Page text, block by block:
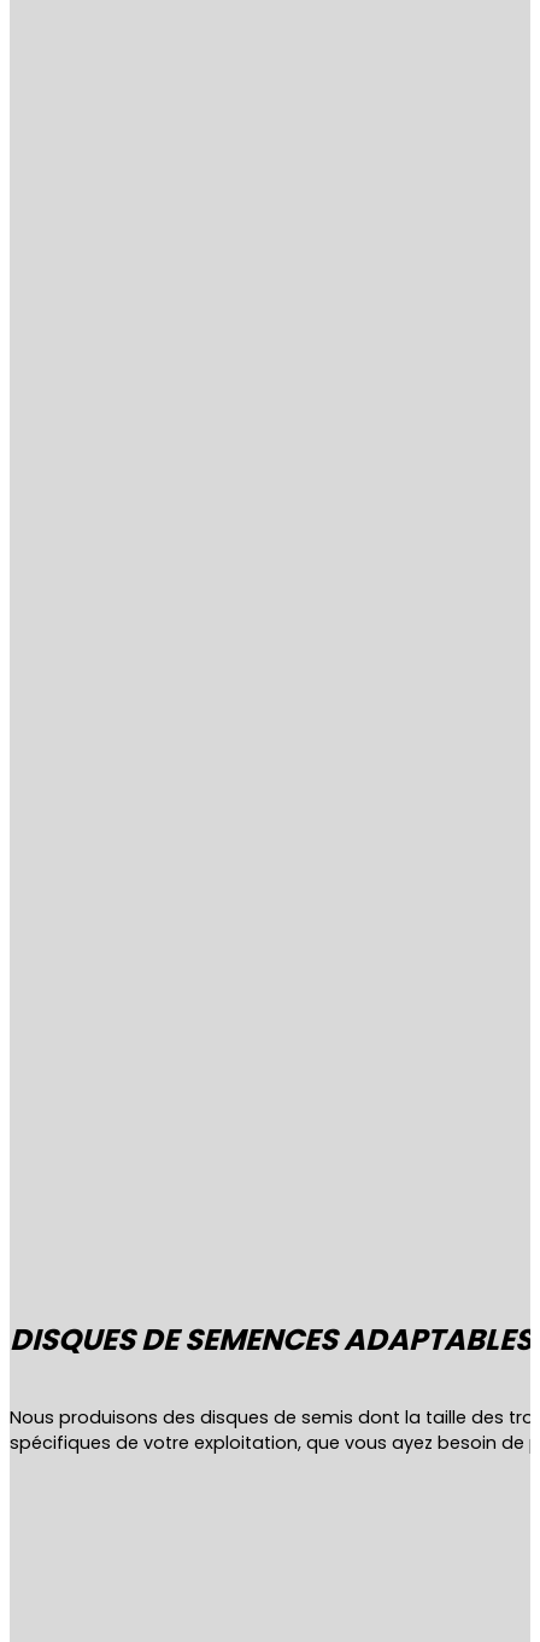
DISQUES DE SEMENCES ADAPTABLES
Nous produisons des disques de semis dont la taille des
spécifiques de votre exploitation, que vous ayez besoin de